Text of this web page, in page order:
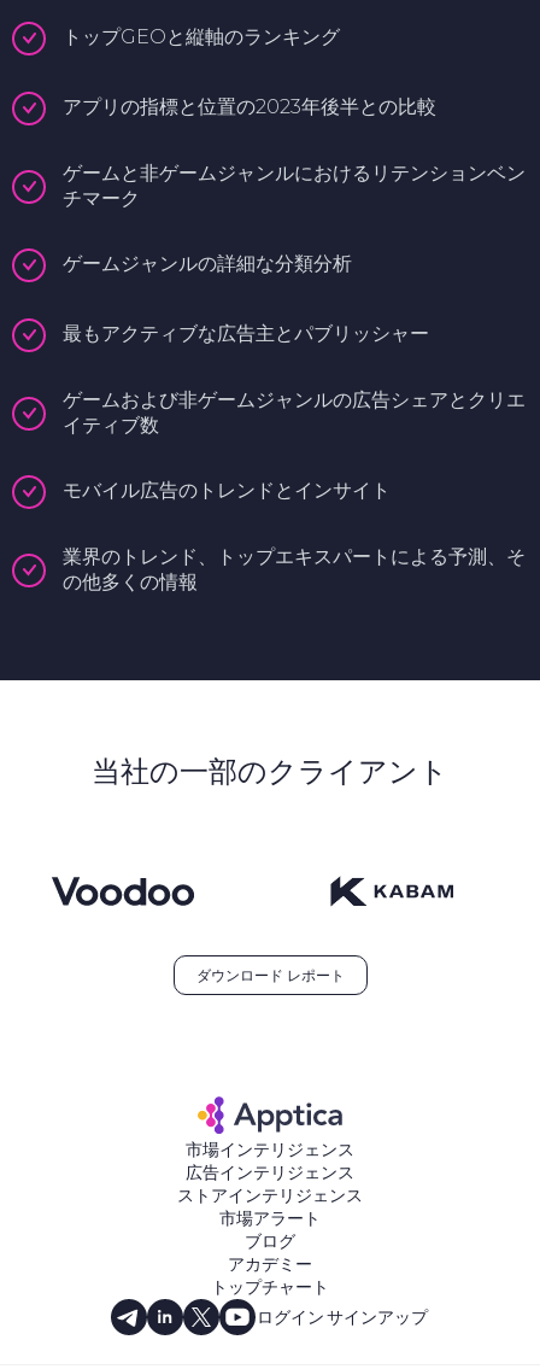
トップGEOと縦軸のランキング
アプリの指標と位置の2023年後半との比較
ゲームと非ゲームジャンルにおけるリテンションベン
チマーク
ゲームジャンルの詳細な分類分析
最もアクティブな広告主とパブリッシャー
ゲームおよび非ゲームジャンルの広告シェアとクリエ
イティブ数
モバイル広告のトレンドとインサイト
業界のトレンド、トップエキスパートによる予測、そ
の他多くの情報
当社の一部のクライアント
ダウンロード レポート
市場インテリジェンス
広告インテリジェンス
ストアインテリジェンス
市場アラート
ブログ
アカデミー
トップチャート
ログインサインアップ